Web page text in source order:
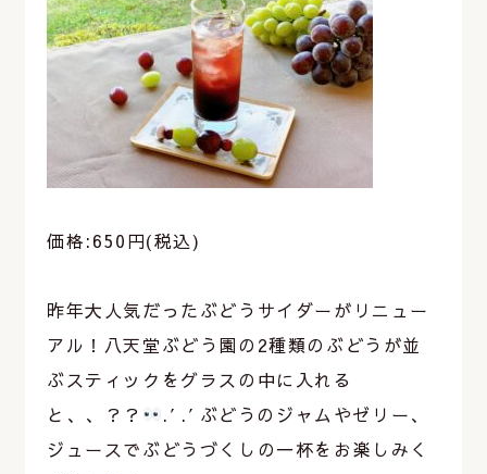
価格:650円(税込)
昨年大人気だったぶどうサイダーがリニュー
アル！八天堂ぶどう園の2種類のぶどうが並
ぶスティックをグラスの中に入れる
と、、？？
.′.′ぶどうのジャムやゼリー、
ジュースでぶどうづくしの一杯をお楽しみく